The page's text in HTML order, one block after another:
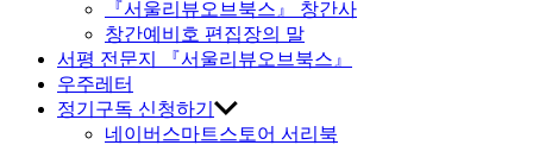
『서울리뷰오브북스』 창간사
창간예비호 편집장의 말
서평 전문지 『서울리뷰오브북스』
우주레터
정기구독 신청하기
네이버스마트스토어 서리북